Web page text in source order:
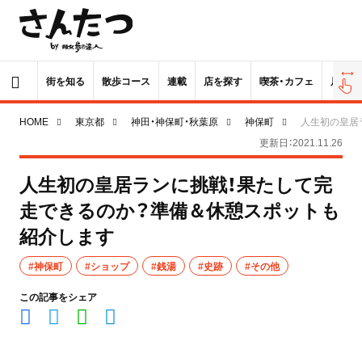
街を知る 散歩コース 連載 店を探す 喫茶・カフェ 居酒屋
HOME 東京都 神田・神保町・秋葉原 神保町
人生初の皇
更新日：2021.11.26
人生初の皇居ランに挑戦！果たして完
走できるのか？準備＆休憩スポットも
紹介します
#神保町 #ショップ #銭湯 #史跡 #その他
この記事をシェア